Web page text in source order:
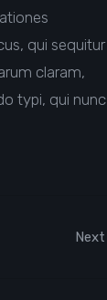
qui sequitur
claram,
typi, qui nunc
Next